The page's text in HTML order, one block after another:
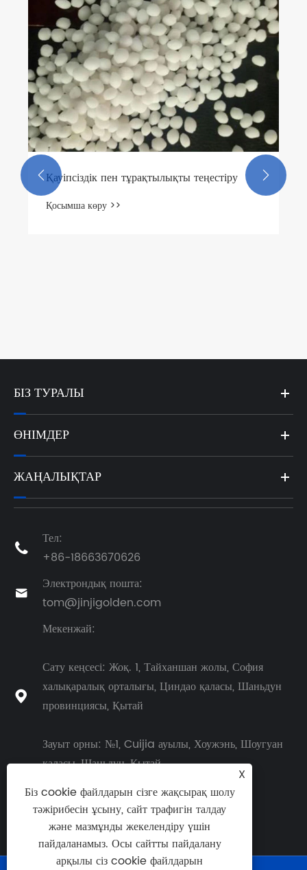
Кальций хлориді үлпектері дегеніміз не?
Қосымша көру >>
 
БІЗ ТУРАЛЫ
ӨНІМДЕР
ЖАҢАЛЫҚТАР

Тел:
+86-18663670626

Электрондық пошта:
tom@jinjigolden.com

Мекенжай:
Сату кеңсесі: Жоқ. 1, Тайханшан жолы, София
халықаралық орталығы, Циндао қаласы, Шаньдун
провинциясы, Қытай
Зауыт орны: №1, Cuijia ауылы, Хоужэнь, Шоугуан
қаласы, Шаньдун, Қытай
X
Біз cookie файлдарын сізге жақсырақ шолу
тәжірибесін ұсыну, сайт трафигін талдау
және мазмұнды жекелендіру үшін
пайдаланамыз. Осы сайтты пайдалану
арқылы сіз cookie файлдарын